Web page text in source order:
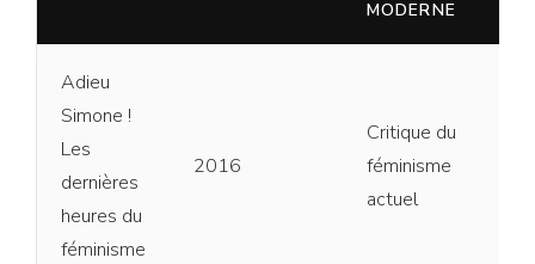
MODERNE
Adieu
Simone !
Les
dernières
heures du
féminisme
2016
Critique du
féminisme
actuel